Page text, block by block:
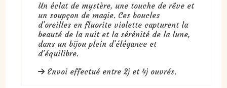
Un éclat de mystère, une touche de rêve et
un soupçon de magie. Ces boucles
d’oreilles en fluorite violette capturent la
beauté de la nuit et la sérénité de la lune,
dans un bijou plein d’élégance et
d’équilibre.
Envoi effectué entre 2j et 4j ouvrés.